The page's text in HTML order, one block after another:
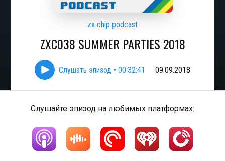
zx chip podcast
ZXC038 SUMMER PARTIES 2018
Слушать эпизод • 00:32:41 09.09.2018
Слушайте эпизод на любимых платформах: